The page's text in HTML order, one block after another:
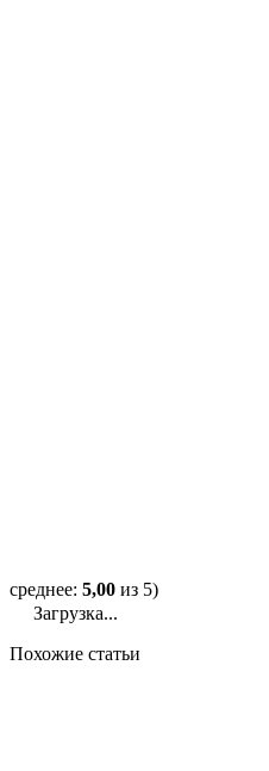
среднее: 5,00 из 5)
Загрузка...
Похожие статьи